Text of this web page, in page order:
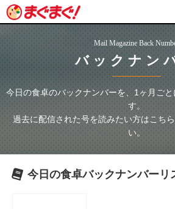
Mail Magazine Back
バックナン
今日の食卓のバックナンバーを、1ヶ月ご
す。
過去に配信された号を読みたい方はこち
い。
今日の食卓バックナンバーリ